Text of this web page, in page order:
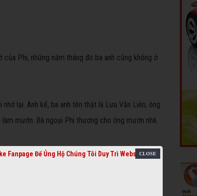
Phi, những năm tháng đó ba anh cũng không ở
lại. Anh kể, ba anh tên thật là Lưu Văn Liên, ông
mướn. Bà ngoại Phi thương cho ông mướn nhà.
Chế Phi thì ngược lại..." id="img_1276106"
cau-chuyen-che-linh-cuoi-em-gai-ruot-cua-
Fanpage Để Ủng Hộ Chúng Tôi Duy Trì Website